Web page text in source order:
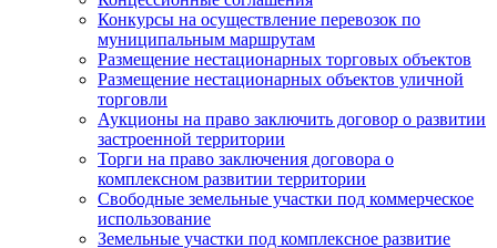
Конкурсы на осуществление перевозок по
муниципальным маршрутам
Размещение нестационарных торговых объектов
Размещение нестационарных объектов уличной
торговли
Аукционы на право заключить договор о развитии
застроенной территории
Торги на право заключения договора о
комплексном развитии территории
Свободные земельные участки под коммерческое
использование
Земельные участки под комплексное развитие